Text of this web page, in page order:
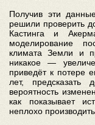
Получив эти
решили проверить
Кастинга и
моделирование
климата Земли и
никакое —
приведёт к потере
лет, предсказать
вероятность
как показывает
неплохо